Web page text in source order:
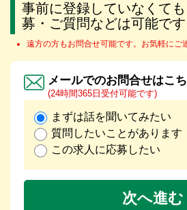
事前に登録していなくて
募・ご質問などは可能です
遠方の方もお問合せ可能です。お気軽にご
メールでのお問合せはこ
(24時間365日受付可能です)
まずは話を聞いてみたい
質問したいことがあります
この求人に応募したい
次へ進む